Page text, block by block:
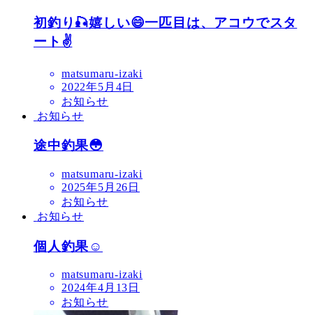
初釣り🎣嬉しい😄一匹目は、アコウでスタ
ート✌️
matsumaru-izaki
2022年5月4日
お知らせ
お知らせ
途中釣果😳
matsumaru-izaki
2025年5月26日
お知らせ
お知らせ
個人釣果☺️
matsumaru-izaki
2024年4月13日
お知らせ